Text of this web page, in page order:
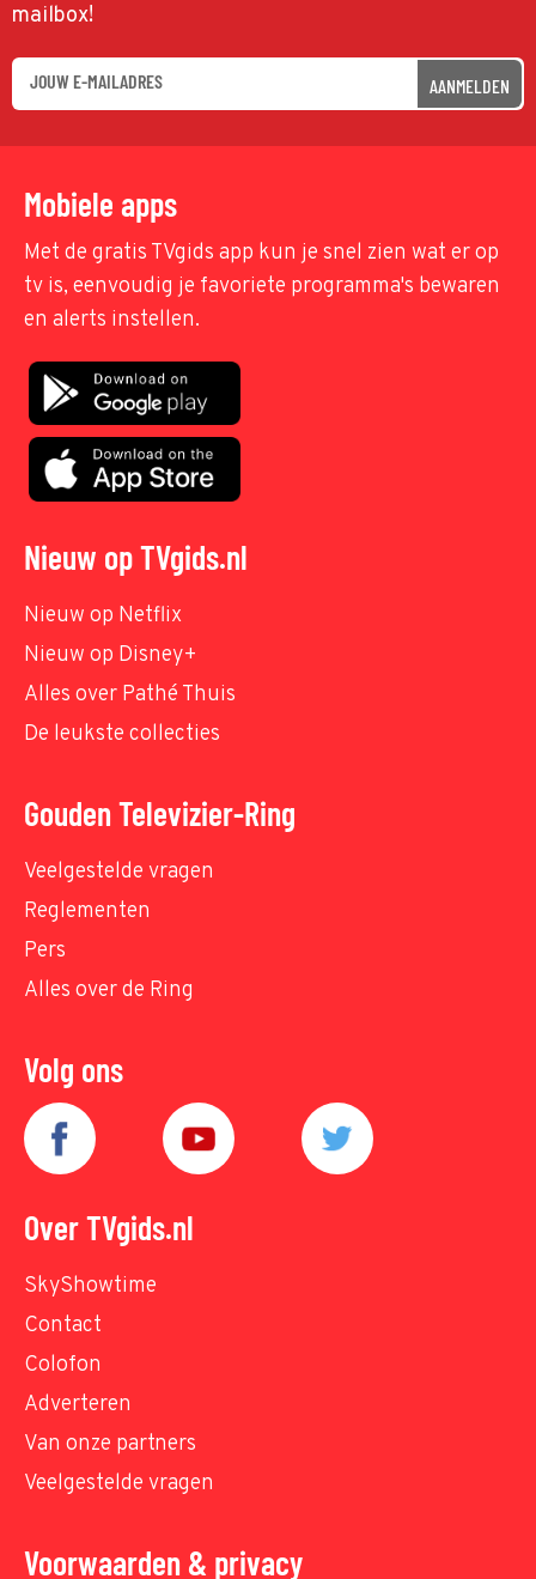
mailbox!
AANMELDEN
Mobiele apps
Met de gratis TVgids app kun je snel zien wat er op
tv is, eenvoudig je favoriete programma's bewaren
en alerts instellen.
Nieuw op TVgids.nl
Nieuw op Netflix
Nieuw op Disney+
Alles over Pathé Thuis
De leukste collecties
Gouden Televizier-Ring
Veelgestelde vragen
Reglementen
Pers
Alles over de Ring
Volg ons
Over TVgids.nl
SkyShowtime
Contact
Colofon
Adverteren
Van onze partners
Veelgestelde vragen
Voorwaarden & privacy